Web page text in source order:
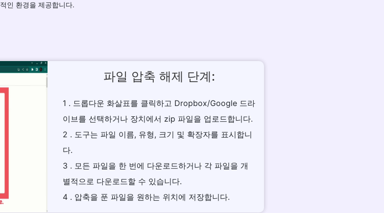
적인 환경을 제공합니다.
파일 압축 해제 단계:
1 . 드롭다운 화살표를 클릭하고 Dropbox/Google 드라
이브를 선택하거나 장치에서 zip 파일을 업로드합니다.
2 . 도구는 파일 이름, 유형, 크기 및 확장자를 표시합니
다.
3 . 모든 파일을 한 번에 다운로드하거나 각 파일을 개
별적으로 다운로드할 수 있습니다.
4 . 압축을 푼 파일을 원하는 위치에 저장합니다.